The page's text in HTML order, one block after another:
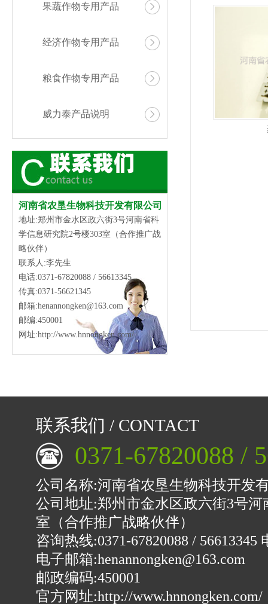
果蔬作物专用产品
经济作物专用产品
粮食作物专用产品
威力泰产品说明
河南省农垦生物科技开发有限公司
地址:郑州市金水区政六街3号河南省科
学信息研究院2号楼303室（合作推广战
略伙伴）
联系人:李先生
电话:0371-67820088 / 56613345
传真:0371-56621345
邮箱:henannongken@163.com
邮编:450001
网址:http://www.hnnongken.com/
联系我们 / CONTACT
0371-67820088 /
公司名称:河南省农垦生物科技开发
公司地址:郑州市金水区政六街3号
室（合作推广战略伙伴）
咨询热线:0371-67820088 / 56613345
电子邮箱:henannongken@163.com
邮政编码:450001
官方网址:http://www.hnnongken.com/